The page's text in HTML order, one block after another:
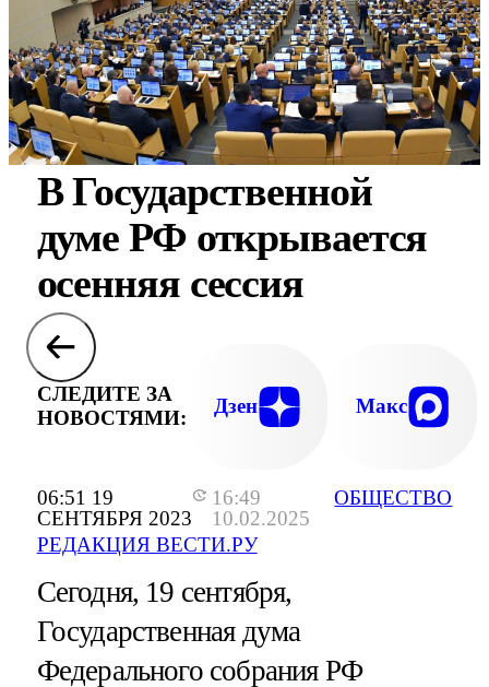
06:51 19
СЕНТЯБРЯ 2023
16:49
10.02.2025
РЕДАКЦИЯ ВЕСТИ.РУ
ОБЩЕСТВО
В Государственной
думе РФ открывается
осенняя сессия
СЛЕДИТЕ ЗА
НОВОСТЯМИ:
Дзен Макс
Сегодня, 19 сентября,
Государственная дума
Федерального собрания РФ